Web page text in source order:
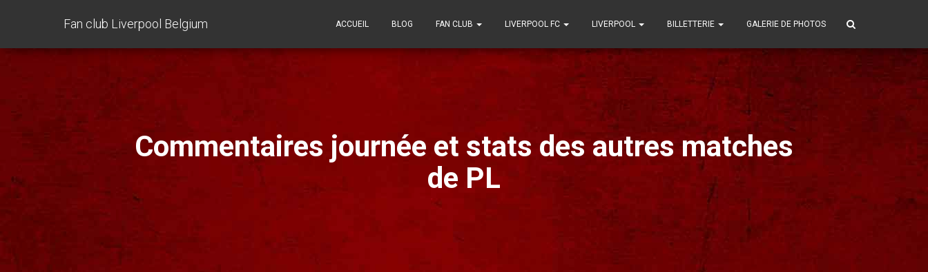
Fan club Liverpool Belgium ACCUEIL BLOG FAN CLUB LIVERPOOL FC LIVERPOOL BILLETTERIE GALERIE DE PHOTOS
Commentaires journée et stats des autres matches
de PL